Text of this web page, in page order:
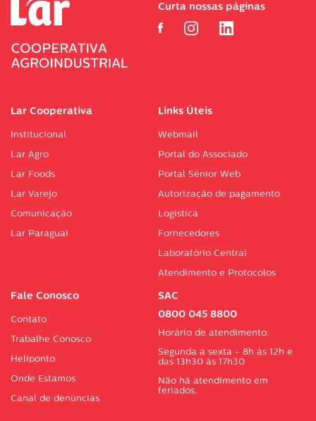
Lar Cooperativa
Institucional
Lar Agro
Lar Foods
Lar Varejo
Comunicação
Lar Paraguai
Links Úteis
Webmail
Portal do Associado
Portal Sénior Web
Autorização de pagamento
Logística
Fornecedores
Laboratório Central
Atendimento e Protocolos
Fale Conosco
Contato
Trabalhe Conosco
Heliponto
Onde Estamos
Canal de denúncias
SAC
0800 045 8800
Horário de atendimento:
Segunda a sexta - 8h às 12h e
das 13h30 às 17h30
Não há atendimento em
feriados.
Curta nossas páginas